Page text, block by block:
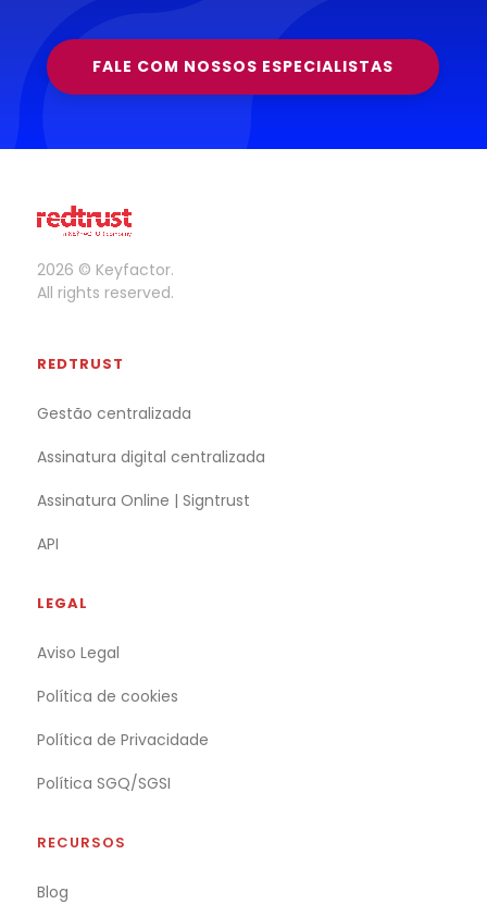
FALE COM NOSSOS ESPECIALISTAS
2026 © Keyfactor.
All rights reserved.
REDTRUST
Gestão centralizada
Assinatura digital centralizada
Assinatura Online | Signtrust
API
LEGAL
Aviso Legal
Política de cookies
Política de Privacidade
Política SGQ/SGSI
RECURSOS
Blog